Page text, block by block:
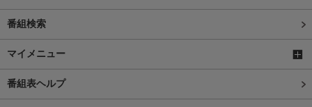
番組検索
マイメニュー
番組表ヘルプ